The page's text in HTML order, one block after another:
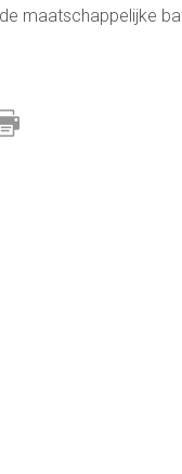
maatschappelijke